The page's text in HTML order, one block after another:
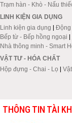
Trạm hàn - Khò - Nấu
LINH KIỆN GIA DỤNG
Linh kiện gia dụng | Động
Bếp từ - Bếp hồng ngoại |
Nhà thông minh - Smart
VẬT TƯ - HÓA CHẤT
Hộp đựng - Chai - Lọ |
THÔNG TIN TÀI